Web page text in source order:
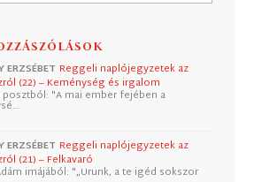
ERZSÉBET Reggeli naplójegyzetek az
(22) – Keménység és irgalom
posztból: "A mai ember fejében a
ERZSÉBET Reggeli naplójegyzetek az
(21) – Felkavaró
imájából: "„Urunk, a te igéd sokszor